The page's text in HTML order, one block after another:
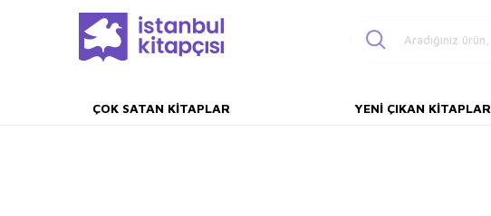
ÇOK SATAN KITAPLAR YENI ÇIKAN KITAPLAR